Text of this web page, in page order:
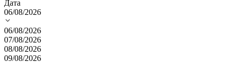
Дата
06/08/2026
06/08/2026
07/08/2026
08/08/2026
09/08/2026